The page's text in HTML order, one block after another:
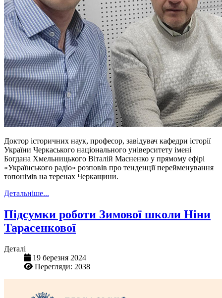
Доктор історичних наук, професор, завідувач кафедри історії
України Черкаського національного університету імені
Богдана Хмельницького Віталій Масненко у прямому ефірі
«Українського радіо» розповів про тенденції перейменування
топонімів на теренах Черкащини.
Детальніше...
Підсумки роботи Зимової школи Ніни
Тарасенкової
Деталі
19 березня 2024
Перегляди: 2038